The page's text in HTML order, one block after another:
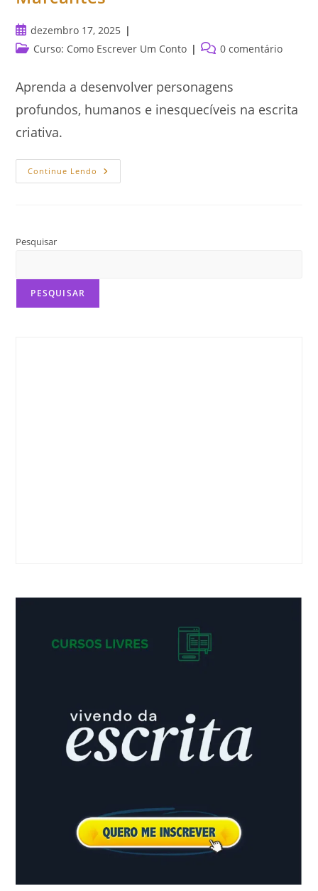
Post
publicado:
dezembro 17, 2025
Categoria
Curso: Como Escrever Um Conto
Comentários
0 comentário
Aprenda a desenvolver personagens
profundos, humanos e inesquecíveis na escrita
criativa.
Continue Lendo Como
Criar
Pesquisar
PESQUISAR